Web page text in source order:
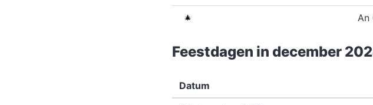
🎄 An
Feestdagen in december
Datum